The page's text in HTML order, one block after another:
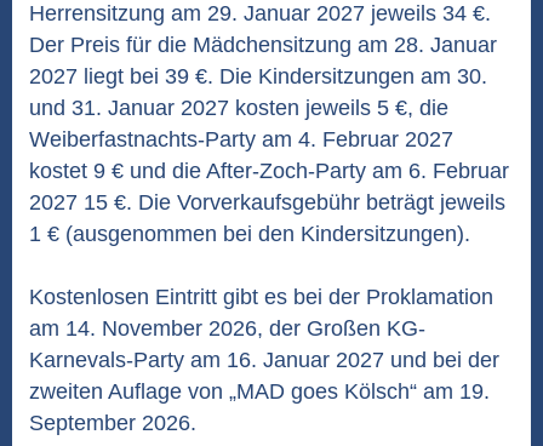
Herrensitzung am 29. Januar 2027 jeweils 34 €.
Der Preis für die Mädchensitzung am 28. Januar
2027 liegt bei 39 €. Die Kindersitzungen am 30.
und 31. Januar 2027 kosten jeweils 5 €, die
Weiberfastnachts-Party am 4. Februar 2027
kostet 9 € und die After-Zoch-Party am 6. Februar
2027 15 €. Die Vorverkaufsgebühr beträgt jeweils
1 € (ausgenommen bei den Kindersitzungen).
Kostenlosen Eintritt gibt es bei der Proklamation
am 14. November 2026, der Großen KG-
Karnevals-Party am 16. Januar 2027 und bei der
zweiten Auflage von „MAD goes Kölsch“ am 19.
September 2026.